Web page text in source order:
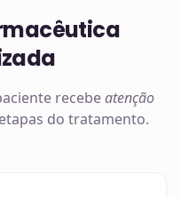
recebeatenção
do tratamento.